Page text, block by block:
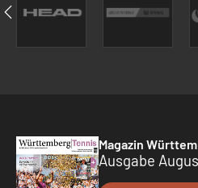
Magazin
Ausgabe